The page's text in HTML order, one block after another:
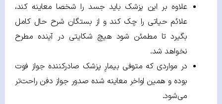
علاوه بر این پزشک باید جسد را شخصا معاینه کند،
علائم حیاتی را چک کند و از بستگان شرح حال کامل
بگیرد تا مطمئن شود هیچ شکایتی در آینده مطرح
نخواهد شد.
در مواردی که متوفی بیمارِ پزشک صادرکننده جواز فوت
بوده و همین اواخر معاینه شده صدور جواز دفن راحت‌تر
می‌شود.